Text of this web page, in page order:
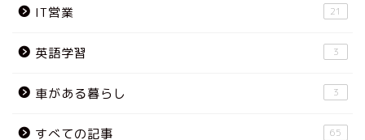
IT営業 21
英語学習 3
車がある暮らし 3
すべての記事 65